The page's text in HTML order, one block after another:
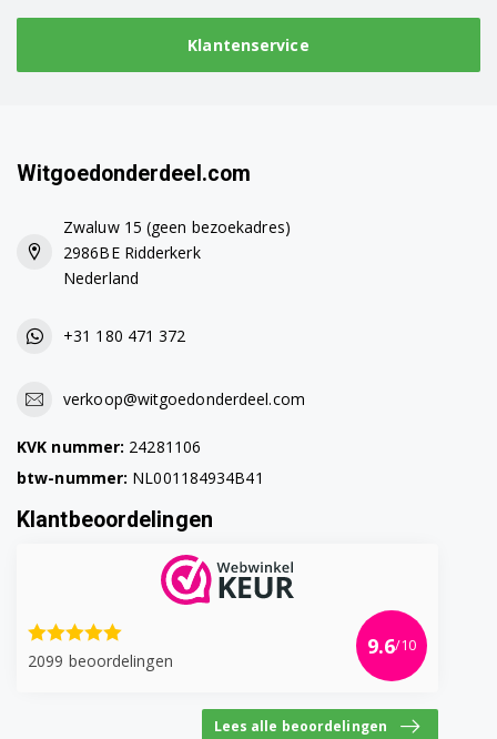
Klantenservice
Witgoedonderdeel.com
Zwaluw 15 (geen bezoekadres)
2986BE Ridderkerk
Nederland
+31 180 471 372
verkoop@witgoedonderdeel.com
KVK nummer: 24281106
btw-nummer: NL001184934B41
Klantbeoordelingen
2099 beoordelingen
9.6/10
Lees alle beoordelingen